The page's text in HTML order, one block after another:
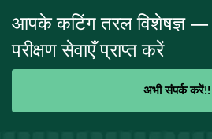
आपके कटिंग तरल विशेषज्ञ —
परीक्षण सेवाएँ प्राप्त करें
अभी संपर्क करें!!